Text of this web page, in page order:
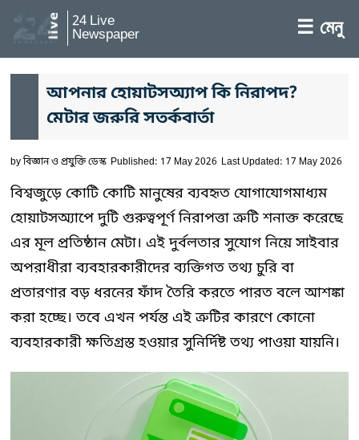
24 Live
Newspaper ☰ মেনু
আপনার হোয়াটসঅ্যাপ কি নিরাপদ?
মেটার জরুরি সতর্কবার্তা
byবিজ্ঞান ও প্রযুক্তি ডেস্ক Published: 17 May 2026 Last Updated: 17 May 2026
বিশ্বজুড়ে কোটি কোটি মানুষের ব্যবহৃত যোগাযোগমাধ্যম
হোয়াটসঅ্যাপে দুটি গুরুত্বপূর্ণ নিরাপত্তা ত্রুটি শনাক্ত করেছে
এর মূল প্রতিষ্ঠান মেটা। এই দুর্বলতার সুযোগ নিয়ে সাইবার
অপরাধীরা ব্যবহারকারীদের ব্যক্তিগত তথ্য চুরি বা
প্রতারণার বড় ধরনের ফাঁদ তৈরি করতে পারত বলে আশঙ্কা
করা হচ্ছে। তবে এখন পর্যন্ত এই ত্রুটির কারণে কোনো
ব্যবহারকারী ক্ষতিগ্রস্ত হওয়ার সুনির্দিষ্ট তথ্য পাওয়া যায়নি।